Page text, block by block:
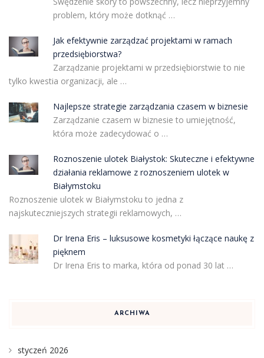
problem, który może dotknąć …
Jak efektywnie zarządzać projektami w ramach
przedsiębiorstwa?
Zarządzanie projektami w przedsiębiorstwie to nie
tylko kwestia organizacji, ale …
Najlepsze strategie zarządzania czasem w biznesie
Zarządzanie czasem w biznesie to umiejętność,
która może zadecydować o …
Roznoszenie ulotek Białystok: Skuteczne i efektywne
działania reklamowe z roznoszeniem ulotek w
Białymstoku
Roznoszenie ulotek w Białymstoku to jedna z
najskuteczniejszych strategii reklamowych, …
Dr Irena Eris – luksusowe kosmetyki łączące naukę z
pięknem
Dr Irena Eris to marka, która od ponad 30 lat …
ARCHIWA
styczeń 2026